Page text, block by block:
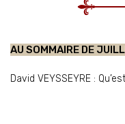
AU SOMMAIRE DE
David VEYSSEYRE :